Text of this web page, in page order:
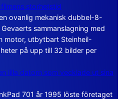
storhetstid
ovanlig mekanisk dubbel-8-
sammanslagning med
motor, utbytbart Steinheil-
på upp till 32 bilder per
lilla datorn som vecklade ut sina
701 år 1995 löste företaget